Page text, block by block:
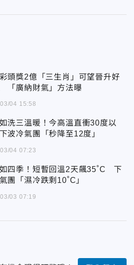
頭獎2億「三生肖」可望晉升好
「廣納財氣」方法曝
04 15:58
洗三溫暖！今高溫直衝30度以
波冷氣團「秒降至12度」
04 07:23
四季！短暫回溫2天飆35˚C 下
團「濕冷跌剩10˚C」
03 07:19